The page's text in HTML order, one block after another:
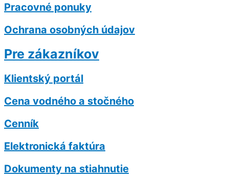
Pracovné ponuky
Ochrana osobných údajov
Pre zákazníkov
Klientský portál
Cena vodného a stočného
Cenník
Elektronická faktúra
Dokumenty na stiahnutie